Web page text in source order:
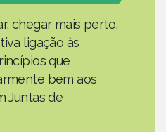
chegar mais perto,
ligação às
que
bem aos
Juntas de